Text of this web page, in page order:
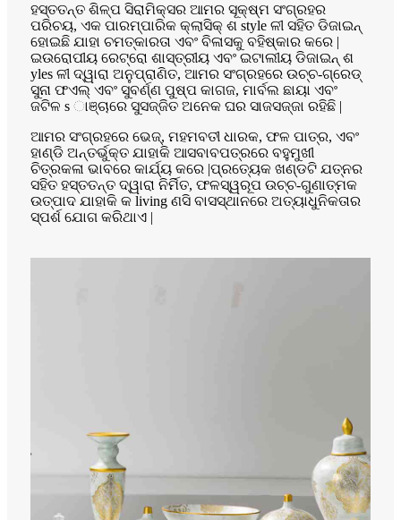
ହସ୍ତତନ୍ତ ଶିଳ୍ପ ସିରାମିକ୍ସର ଆମର ସୂକ୍ଷ୍ମ ସଂଗ୍ରହର
ପରିଚୟ, ଏକ ପାରମ୍ପାରିକ କ୍ଲାସିକ୍ ଶ style ଳୀ ସହିତ ଡିଜାଇନ୍
ହୋଇଛି ଯାହା ଚମତ୍କାରତା ଏବଂ ବିଳାସକୁ ବହିଷ୍କାର କରେ |
ଇଉରୋପୀୟ ରେଟ୍ରୋ ଶାସ୍ତ୍ରୀୟ ଏବଂ ଇଟାଲୀୟ ଡିଜାଇନ୍ ଶ
yles ଳୀ ଦ୍ୱାରା ଅନୁପ୍ରାଣିତ, ଆମର ସଂଗ୍ରହରେ ଉଚ୍ଚ-ଗ୍ରେଡ୍
ସୁନା ଫଏଲ୍ ଏବଂ ସୁବର୍ଣ୍ଣ ପୁଷ୍ପ କାଗଜ, ମାର୍ବଲ ଛାୟା ଏବଂ
ଜଟିଳ s ାଞ୍ଚାରେ ସୁସଜ୍ଜିତ ଅନେକ ଘର ସାଜସଜ୍ଜା ରହିଛି |
ଆମର ସଂଗ୍ରହରେ ଭେଜ୍, ମହମବତୀ ଧାରକ, ଫଳ ପାତ୍ର, ଏବଂ
ହାଣ୍ଡି ଅନ୍ତର୍ଭୁକ୍ତ ଯାହାକି ଆସବାବପତ୍ରରେ ବହୁମୁଖୀ
ଚିତ୍ରକଳା ଭାବରେ କାର୍ଯ୍ୟ କରେ |ପ୍ରତ୍ୟେକ ଖଣ୍ଡଟି ଯତ୍ନର
ସହିତ ହସ୍ତତନ୍ତ ଦ୍ୱାରା ନିର୍ମିତ, ଫଳସ୍ୱରୂପ ଉଚ୍ଚ-ଗୁଣାତ୍ମକ
ଉତ୍ପାଦ ଯାହାକି କ living ଣସି ବାସସ୍ଥାନରେ ଅତ୍ୟାଧୁନିକତାର
ସ୍ପର୍ଶ ଯୋଗ କରିଥାଏ |